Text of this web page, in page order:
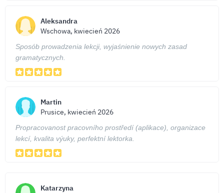
Aleksandra
Wschowa, kwiecień 2026
Sposób prowadzenia lekcji, wyjaśnienie nowych zasad
gramatycznych.
Martin
Prusice, kwiecień 2026
Propracovanost pracovního prostředí (aplikace), organizace
lekcí, kvalita výuky, perfektní lektorka.
Katarzyna